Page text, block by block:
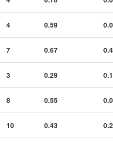
4 0.59
7 0.67
3 0.29
8 0.55
10 0.43